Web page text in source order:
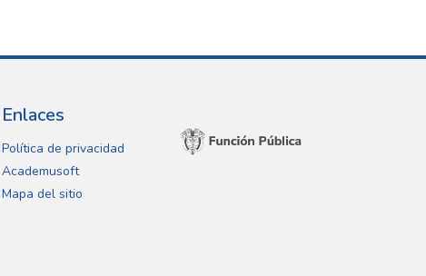
Enlaces
Política de privacidad
Academusoft
Mapa del sitio